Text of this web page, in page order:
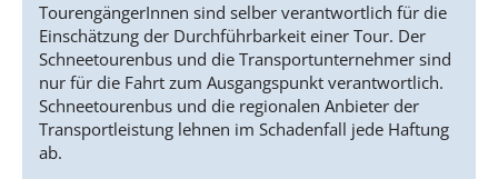
TourengängerInnen sind selber verantwortlich für die
Einschätzung der Durchführbarkeit einer Tour. Der
Schneetourenbus und die Transportunternehmer sind
nur für die Fahrt zum Ausgangspunkt verantwortlich.
Schneetourenbus und die regionalen Anbieter der
Transportleistung lehnen im Schadenfall jede Haftung
ab.